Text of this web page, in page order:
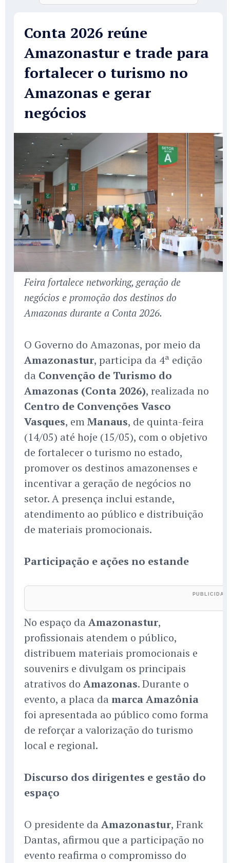
Conta 2026 reúne
Amazonastur e trade para
fortalecer o turismo no
Amazonas e gerar
negócios
Feira fortalece networking, geração de
negócios e promoção dos destinos do
Amazonas durante a Conta 2026.
O Governo do Amazonas, por meio da
Amazonastur, participa da 4ª edição
da Convenção de Turismo do
Amazonas (Conta 2026), realizada no
Centro de Convenções Vasco
Vasques, emManaus, de quinta-feira
(14/05) até hoje (15/05), com o objetivo
de fortalecer o turismo no estado,
promover os destinos amazonenses e
incentivar a geração de negócios no
setor. A presença inclui estande,
atendimento ao público e distribuição
de materiais promocionais.
Participação e ações no estande
No espaço da Amazonastur,
profissionais atendem o público,
distribuem materiais promocionais e
souvenirs e divulgam os principais
atrativos do Amazonas. Durante o
evento, a placa da marca Amazônia
foi apresentada ao público como forma
de reforçar a valorização do turismo
local e regional.
Discurso dos dirigentes e gestão do
espaço
O presidente da Amazonastur, Frank
Dantas, afirmou que a participação no
evento reafirma o compromisso do